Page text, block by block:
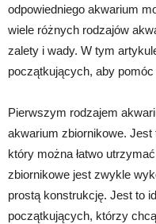
odpowiedniego akwarium
wiele różnych rodzajów
zalety i wady. W tym
początkujących, aby
Pierwszym rodzajem
akwarium zbiornikowe.
który można łatwo
zbiornikowe jest zwykle
prostą konstrukcję. Jest to
początkujących, którzy